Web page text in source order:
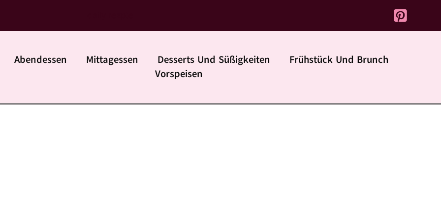
Abendessen Mittagessen Desserts Und Süßigkeiten
Frühstück Und Brunch
Vorspeisen